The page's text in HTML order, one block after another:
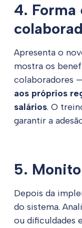
4. Forma
Apresenta o
mostra os
colaboradores
aos próprios
salários. O
garantir a
5.
Depois da
do sistema.
ou dificuldades